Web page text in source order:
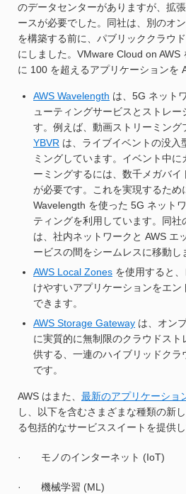
のデータセンターがありますが、拡
ースが必要でした。同社は、別のオ
を構築する前に、パブリッククラウ
にしました。VMware Cloud on AWS
に 100 を超えるアプリケーションを
AWS Wavelength は、5G ネット
ューティングサービスとストレー
す。例えば、動画ストリーミング
YBVR は、ライブイベントの没入
ミングしています。イベント中に
ーミングするには、数千メガバ
が必要です。これを実現するため
Wavelength を使った 5G ネット
ティングを利用しています。同社
は、社内ネットワークと AWS エ
ービスの間をシームレスに移動し
AWS Local Zones を使用すると
けやすいアプリケーションをエ
できます。
AWS Storage Gateway は、オン
に実質的に無制限のクラウドスト
供する、一連のハイブリッドクラ
です。
AWS はまた、 最新のアプリケーショ
し、以下を含むさまざまな種類の新
る包括的なサービススイートを提供し
· モノのインターネット (IoT)
· 機械学習 (ML)